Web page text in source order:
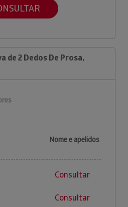
de 2 Dedos De Prosa,
Nome e apelidos
Consultar
Consultar